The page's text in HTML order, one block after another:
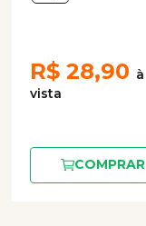
R$ 28,90
COMPRAR